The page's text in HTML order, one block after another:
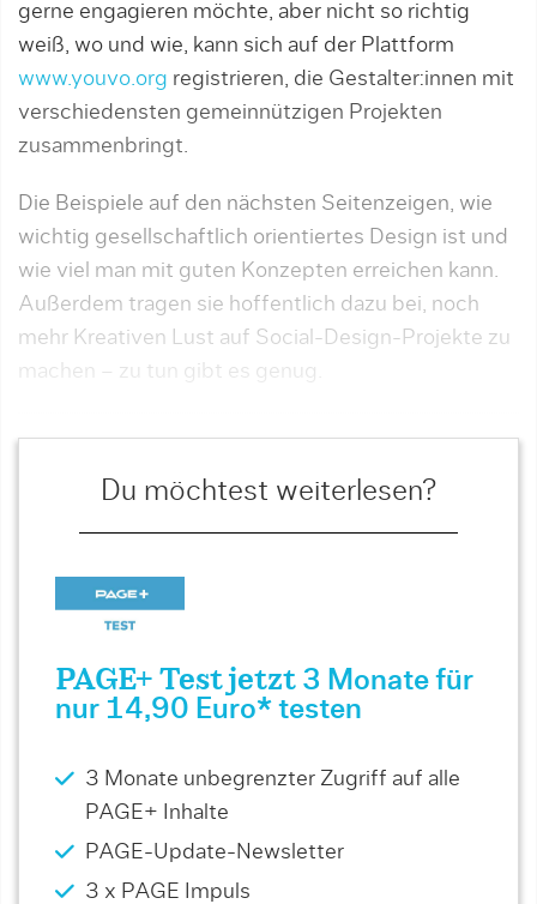
gerne engagieren möchte, aber nicht so richtig
weiß, wo und wie, kann sich auf der Plattform
www.youvo.org registrieren, die Gestalter:innen mit
verschiedensten gemeinnüt­zigen Projekten
zusammenbringt.
Die Beispiele auf den nächsten Seitenzeigen, wie
wichtig gesellschaftlich orientiertes Design ist und
wie viel man mit guten Konzepten erreichen kann.
Außerdem tragen sie hoffentlich dazu bei, noch
mehr Kreativen Lust auf Social-Design-Projekte zu
machen – zu tun gibt es genug.
Du möchtest weiterlesen?
PAGE+ Test jetzt 3 Monate für
nur 14,90 Euro* testen
3 Monate unbegrenzter Zugriff auf alle
PAGE+ Inhalte
PAGE-Update-Newsletter
3 x PAGE Impuls